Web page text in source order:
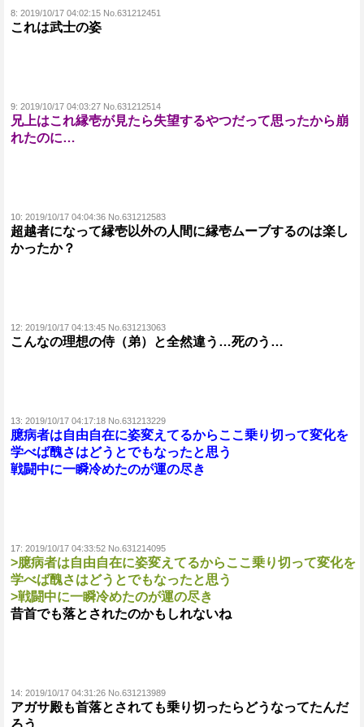
8: 2019/10/17 04:02:15 No.631212451
これは武士の姿
9: 2019/10/17 04:03:27 No.631212514
兄上はこれ縁壱が見たら失望するやつだって思ったから崩
れたのに…
10: 2019/10/17 04:04:36 No.631212583
超越者になって縁壱以外の人間に縁壱ムーブするのは楽し
かったか？
12: 2019/10/17 04:13:45 No.631213063
こんなの理想の侍（弟）と全然違う…死のう…
13: 2019/10/17 04:17:18 No.631213229
臆病者は自由自在に姿変えてるからここ乗り切って変化を
学べば醜さはどうとでもなったと思う
戦闘中に一瞬冷めたのが運の尽き
17: 2019/10/17 04:33:52 No.631214095
>臆病者は自由自在に姿変えてるからここ乗り切って変化を
学べば醜さはどうとでもなったと思う
>戦闘中に一瞬冷めたのが運の尽き
昔首でも落とされたのかもしれないね
14: 2019/10/17 04:31:26 No.631213989
アガサ殿も首落とされても乗り切ったらどうなってたんだ
ろう